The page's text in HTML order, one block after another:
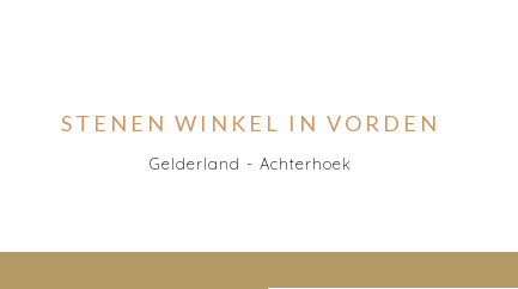
STENEN WINKEL IN VORDEN
Gelderland - Achterhoek